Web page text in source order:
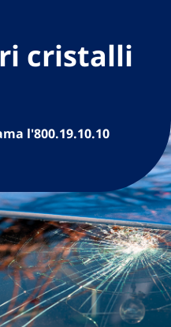
cristalli
l'800.19.10.10